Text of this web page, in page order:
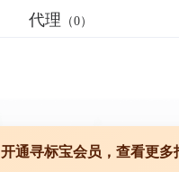
代理 （0）
开通寻标宝会员，查看更多